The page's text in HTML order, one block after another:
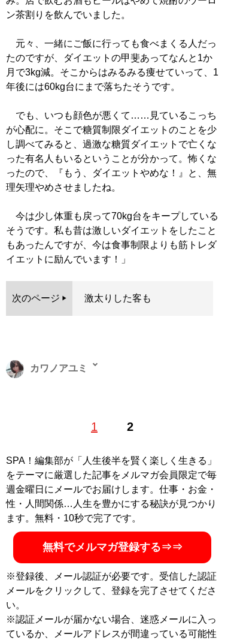
ン茶割りを飲んでいました。
元々、一緒にご飯に行っても食べまくる人だっ
たのですが、ダイエットの甲斐あってなんと1か
月で3kg減。そこからはみるみる痩せていって、1
年後には60kg台にまで落ちたそうです。
でも、いつも顔色が悪くて……見ているこっち
が心配に。そこで糖質制限ダイエットのことを少
し調べてみると、過激な糖質ダイエットで亡くな
った有名人もいるということが分かって。怖くな
ったので、『もう、ダイエットやめな！』と、無
理矢理やめさせましたね。
今は少し体重も戻って70kg台をキープしている
そうです。私も昔は激しいダイエットをしたこと
もあったんですが、今は食事制限よりも筋トレダ
イエットに励んでいます！」
次のページ 激太りした客も
1 2
カワノアユミ
ター。現在はタイと日本を往復し、夜の街やタイに住む
ジアの日本人キャバクラに潜入就職した著書『底辺キャ
バ嬢、アジアでナンバー1になる』（イーストプレス）
が発売中。X（旧Twitter）：＠ayumikawano
記事一覧へ
SPA！編集部が「人生後半を賢く楽しく生きる」
をテーマに厳選した記事をメルマガ会員限定で毎
週金曜日にメールでお届けします。仕事・お金・
性・人間関係…人生を豊かにする秘訣が見つかり
ます。無料・10秒で完了です。
無料でメルマガ登録する⇒⇒
※登録後、メール認証が必要です。受信した認証
メールをクリックして、登録を完了させてくださ
い。
※認証メールが届かない場合、迷惑メールに入っ
ているか、メールアドレスが間違っている可能性